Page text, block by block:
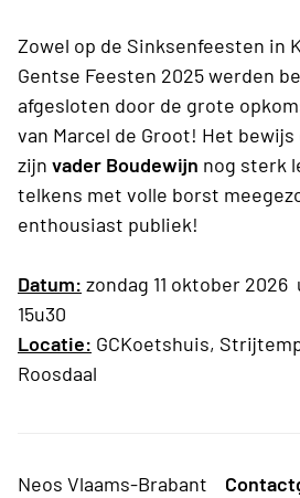
Zowel op de Sinksenfeesten in
Gentse Feesten 2025 werden
afgesloten door de grote
van Marcel de Groot! Het
zijn vader Boudewijn nog sterk
telkens met volle borst
enthousiast publiek!
Datum: zondag 11 oktober
15u30
Locatie: GCKoetshuis,
Roosdaal
Neos Vlaams-Brabant